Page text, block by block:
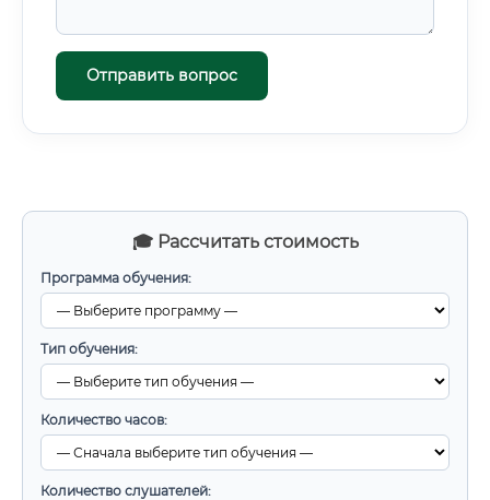
🎓 Рассчитать стоимость
Программа обучения:
Тип обучения:
Количество часов:
Количество слушателей:
Отправить вопрос